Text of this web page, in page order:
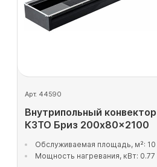
Арт. 44590
Внутрипольный конвектор
КЗТО Бриз 200x80x2100
Обслуживаемая площадь, м²: 10
Мощность нагревания, кВт: 0.77